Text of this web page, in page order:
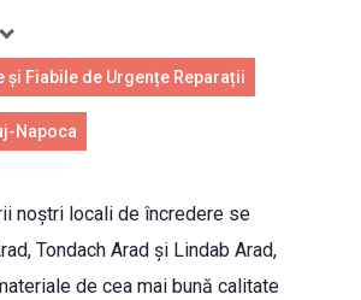
și Fiabile de Urgențe Reparații
Napoca
noștri locali de încredere se
Tondach Arad și Lindab Arad,
de cea mai bună calitate